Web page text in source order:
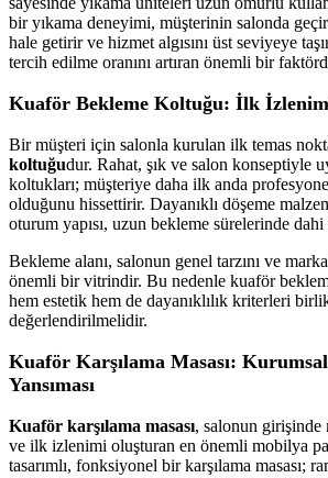
bir yıkama deneyimi, müşterinin salonda
hale getirir ve hizmet algısını üst seviyeye
tercih edilme oranını artıran önemli bir
Kuaför Bekleme Koltuğu: İlk
Bir müşteri için salonla kurulan ilk temas
koltuğudur. Rahat, şık ve salon konseptiyle
koltukları; müşteriye daha ilk anda
olduğunu hissettirir. Dayanıklı döşeme
oturum yapısı, uzun bekleme sürelerinde
Bekleme alanı, salonun genel tarzını ve
önemli bir vitrindir. Bu nedenle kuaför
hem estetik hem de dayanıklılık kriterleri
değerlendirilmelidir.
Kuaför Karşılama Masası:
Yansıması
Kuaför karşılama masası, salonun girişinde
ve ilk izlenimi oluşturan en önemli mobilya
tasarımlı, fonksiyonel bir karşılama masası;